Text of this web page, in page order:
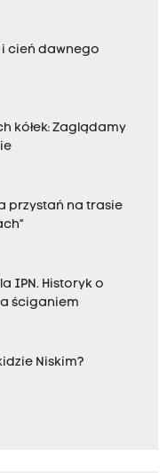
i cień dawnego
kółek: Zaglądamy
przystań na trasie
IPN. Historyk o
ściganiem
Niskim?